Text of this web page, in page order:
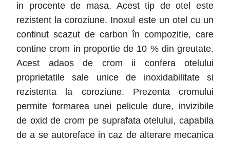
in procente de masa. Acest tip de otel este
rezistent la coroziune. Inoxul este un otel cu un
continut scazut de carbon în compozitie, care
contine crom in proportie de 10 % din greutate.
Acest adaos de crom ii confera otelului
proprietatile sale unice de inoxidabilitate si
rezistenta la coroziune. Prezenta cromului
permite formarea unei pelicule dure, invizibile
de oxid de crom pe suprafata otelului, capabila
de a se autoreface in caz de alterare mecanica